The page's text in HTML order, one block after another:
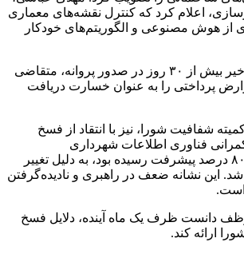
اعلام کرد که کنترل نقشه‌های معماری
از هوش مصنوعی و الگوریتم‌های خودکار
او افزود:در صورت تأخیر بیش از ۳۰ روز در صدور پروانه، متقاضی
درصد عوارض پرداختی را به عنوان خسارت دریافت
شفافیت شورا، نیز با انتقاد از فسخ
فناوری اطلاعات شهرداری
گفت:پروژه‌ای که به ۸۰ درصد پیشرفت رسیده بود، به دلیل تغییر
این نشانه ضعف در راهبری و نادیده‌گرفتن
است.
دانست ظرف یک ماه آینده، دلایل فسخ
ارائه کند.